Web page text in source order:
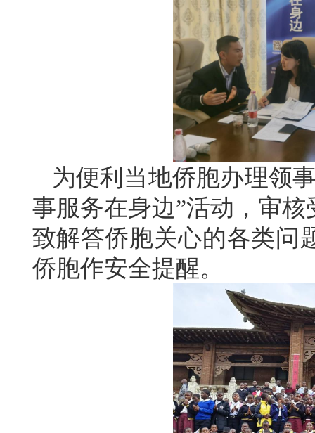
为便利当地侨胞办理领
事服务在身边”活动，审
致解答侨胞关心的各类问
侨胞作安全提醒。